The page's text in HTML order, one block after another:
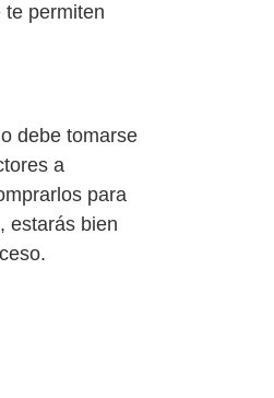
permiten
debe tomarse
a
para
estarás bien